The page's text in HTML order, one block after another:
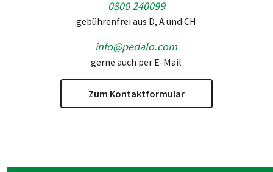
0800 240099
gebührenfrei aus D, A und CH
info@pedalo.com
gerne auch per E-Mail
Zum Kontaktformular